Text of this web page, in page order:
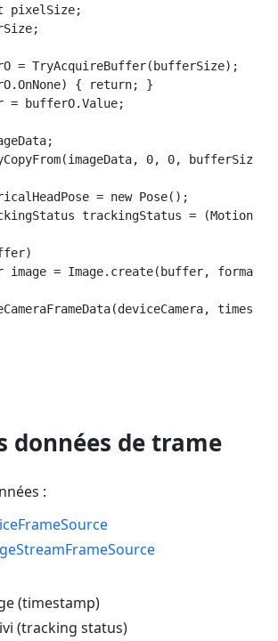
pixelSize;
= TryAcquireBuffer(bufferSize);
{ return; }
= bufferO.Value;
0, 0, bufferSize);
= new Pose();
trackingStatus =
image = Image.create(buffer, format,
données de trame
:
(timestamp)
(tracking status)